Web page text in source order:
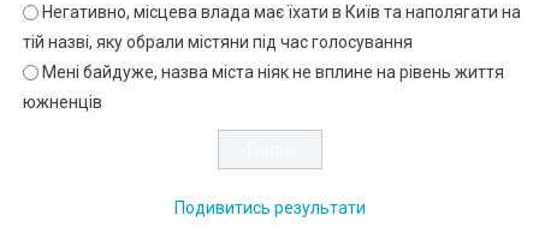
Негативно, місцева влада має їхати в Київ та наполягати на
тій назві, яку обрали містяни під час голосування
Мені байдуже, назва міста ніяк не вплине на рівень життя
южненців
Подивитись результати